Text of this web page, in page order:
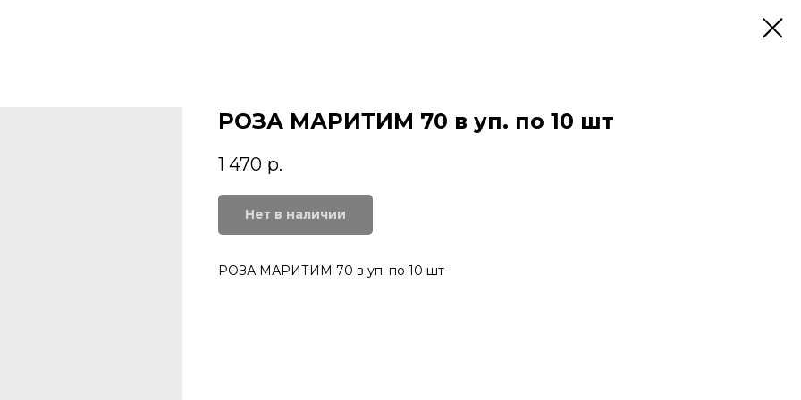
РОЗА МАРИТИМ 70 в уп. по 10 шт
1 470 р.
Нет в наличии
РОЗА МАРИТИМ 70 в уп. по 10 шт